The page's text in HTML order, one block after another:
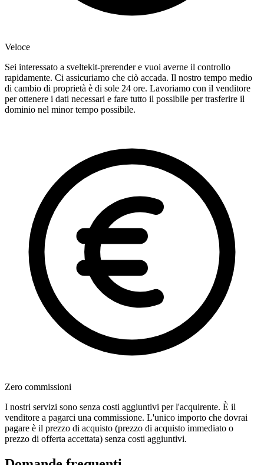
Veloce
Sei interessato a sveltekit-prerender e vuoi averne il controllo
rapidamente. Ci assicuriamo che ciò accada. Il nostro tempo medio
di cambio di proprietà è di sole 24 ore. Lavoriamo con il venditore
per ottenere i dati necessari e fare tutto il possibile per trasferire il
dominio nel minor tempo possibile.
Zero commissioni
I nostri servizi sono senza costi aggiuntivi per l'acquirente. È il
venditore a pagarci una commissione. L'unico importo che dovrai
pagare è il prezzo di acquisto (prezzo di acquisto immediato o
prezzo di offerta accettata) senza costi aggiuntivi.